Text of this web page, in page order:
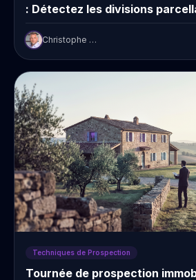
: Détectez les divisions
autres
Christophe Prudent
Techniques de Prospection
Tournée de prospection